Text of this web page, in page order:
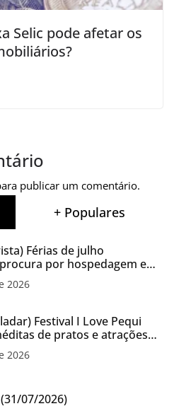
Selic pode afetar os
publicar um comentário.
+ Populares
Férias de julho
por hospedagem em
cuidados na hora de
2026
Festival I Love Pequi
de pratos e atrações
de semana dos Pais em
2026
07/2026)